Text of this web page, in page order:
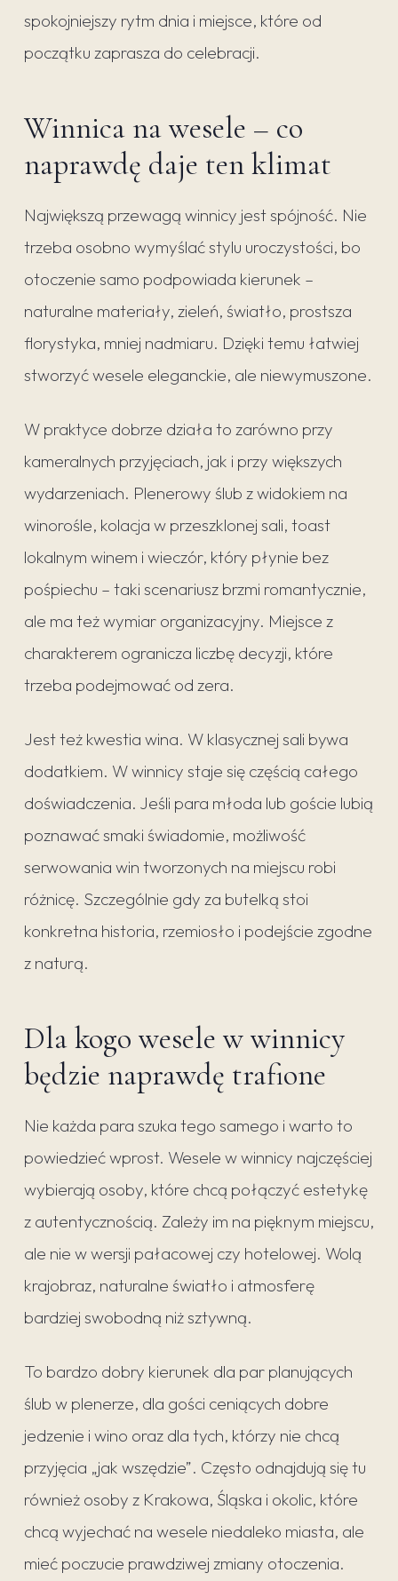
spokojniejszy rytm dnia i miejsce, które od
początku zaprasza do celebracji.
Winnica na wesele – co
naprawdę daje ten klimat
Największą przewagą winnicy jest spójność. Nie
trzeba osobno wymyślać stylu uroczystości, bo
otoczenie samo podpowiada kierunek –
naturalne materiały, zieleń, światło, prostsza
florystyka, mniej nadmiaru. Dzięki temu łatwiej
stworzyć wesele eleganckie, ale niewymuszone.
W praktyce dobrze działa to zarówno przy
kameralnych przyjęciach, jak i przy większych
wydarzeniach. Plenerowy ślub z widokiem na
winorośle, kolacja w przeszklonej sali, toast
lokalnym winem i wieczór, który płynie bez
pośpiechu – taki scenariusz brzmi romantycznie,
ale ma też wymiar organizacyjny. Miejsce z
charakterem ogranicza liczbę decyzji, które
trzeba podejmować od zera.
Jest też kwestia wina. W klasycznej sali bywa
dodatkiem. W winnicy staje się częścią całego
doświadczenia. Jeśli para młoda lub goście lubią
poznawać smaki świadomie, możliwość
serwowania win tworzonych na miejscu robi
różnicę. Szczególnie gdy za butelką stoi
konkretna historia, rzemiosło i podejście zgodne
z naturą.
Dla kogo wesele w winnicy
będzie naprawdę trafione
Nie każda para szuka tego samego i warto to
powiedzieć wprost. Wesele w winnicy najczęściej
wybierają osoby, które chcą połączyć estetykę
z autentycznością. Zależy im na pięknym miejscu,
ale nie w wersji pałacowej czy hotelowej. Wolą
krajobraz, naturalne światło i atmosferę
bardziej swobodną niż sztywną.
To bardzo dobry kierunek dla par planujących
ślub w plenerze, dla gości ceniących dobre
jedzenie i wino oraz dla tych, którzy nie chcą
przyjęcia „jak wszędzie”. Często odnajdują się tu
również osoby z Krakowa, Śląska i okolic, które
chcą wyjechać na wesele niedaleko miasta, ale
mieć poczucie prawdziwej zmiany otoczenia.